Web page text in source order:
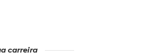
carreira